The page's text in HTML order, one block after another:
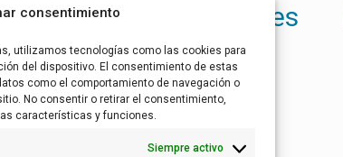
consentimiento
utilizamos tecnologías como las cookies para
del dispositivo. El consentimiento de estas
como el comportamiento de navegación o
No consentir o retirar el consentimiento,
características y funciones.
Siempre activo
VÍDEO: Actividades
y materiales para
incrementar el
conocimiento
sobre las